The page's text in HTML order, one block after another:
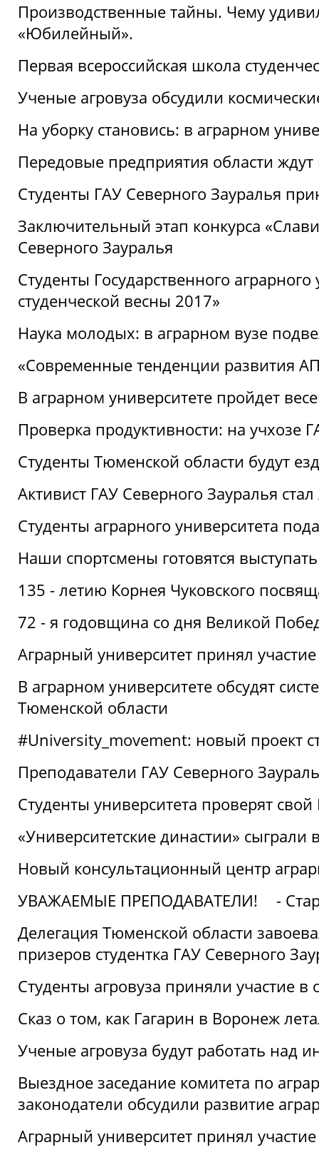
Производственные тайны. Чему
«Юбилейный».
Первая всероссийская школа
Ученые агровуза обсудили
На уборку становись: в аграрном
Передовые предприятия области ждут
Студенты ГАУ Северного Зауралья
Заключительный этап конкурса
Северного Зауралья
Студенты Государственного
студенческой весны 2017»
Наука молодых: в аграрном вузе
«Современные тенденции развития
В аграрном университете пройдет
Проверка продуктивности: на учхозе
Студенты Тюменской области будут
Активист ГАУ Северного Зауралья
Студенты аграрного университета
Наши спортсмены готовятся
135 - летию Корнея Чуковского
72 - я годовщина со дня Великой
Аграрный университет принял
В аграрном университете обсудят
Тюменской области
#University_movement: новый проект
Преподаватели ГАУ Северного
Студенты университета проверят свой
«Университетские династии»
Новый консультационный центр
УВАЖАЕМЫЕ ПРЕПОДАВАТЕЛИ!
-
Делегация Тюменской области
призеров студентка ГАУ Северного
Студенты агровуза приняли участие в
Сказ о том, как Гагарин в Воронеж
Ученые агровуза будут работать над
Выездное заседание комитета по
законодатели обсудили развитие
Аграрный университет принял